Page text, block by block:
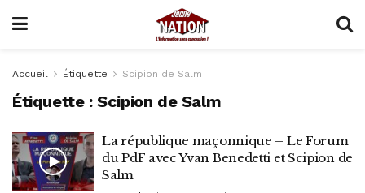
Accueil Étiquette Scipion de Salm
Étiquette :Scipion de Salm
La république maçonnique – Le Forum
du PdF avec Yvan Benedetti et Scipion de
Salm